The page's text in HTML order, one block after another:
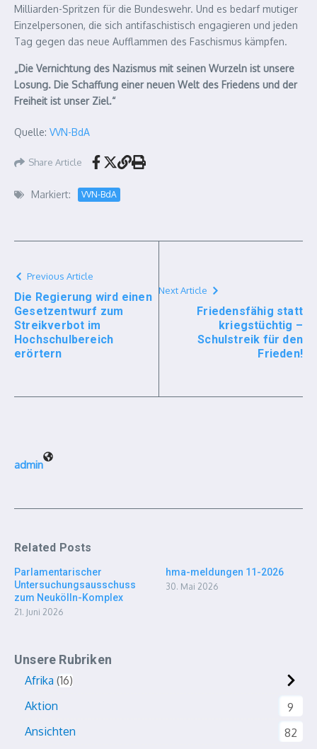
Milliarden-Spritzen für die Bundeswehr. Und es bedarf mutiger
Einzelpersonen, die sich antifaschistisch engagieren und jeden
Tag gegen das neue Aufflammen des Faschismus kämpfen.
„Die Vernichtung des Nazismus mit seinen Wurzeln ist unsere
Losung. Die Schaffung einer neuen Welt des Friedens und der
Freiheit ist unser Ziel.“
Quelle: VVN-BdA
Share Article
Markiert: VVN-BdA
Previous Article
Die Regierung wird einen
Gesetzentwurf zum
Streikverbot im
Hochschulbereich
erörtern
Next Article
Friedensfähig statt
kriegstüchtig –
Schulstreik für den
Frieden!
admin
Related Posts
Parlamentarischer
Untersuchungsausschuss
zum Neukölln-Komplex
21. Juni 2026
hma-meldungen 11-2026
30. Mai 2026
Unsere Rubriken
Afrika 16
Aktion
9
Ansichten
82